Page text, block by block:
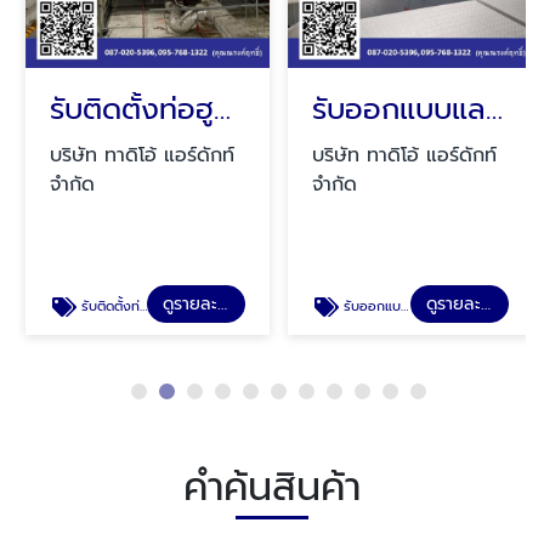
รับติดตั้งท่อฮูดดูดควัน
บริษัท ทาดิโอ้ แอร์ดักท์
จำกัด
รับติดตั้งท่อฮูดดูดควัน ดูรายละเอียด
รับออกแบบและติดตั้งท่อดักท์แอร์
บริษัท ทาดิโอ้ แอร์ดักท์
จำกัด
รับออกแบบและติดตั้งท่อดักท์แอร์ ดูรายละเอียด
คำค้นสินค้า